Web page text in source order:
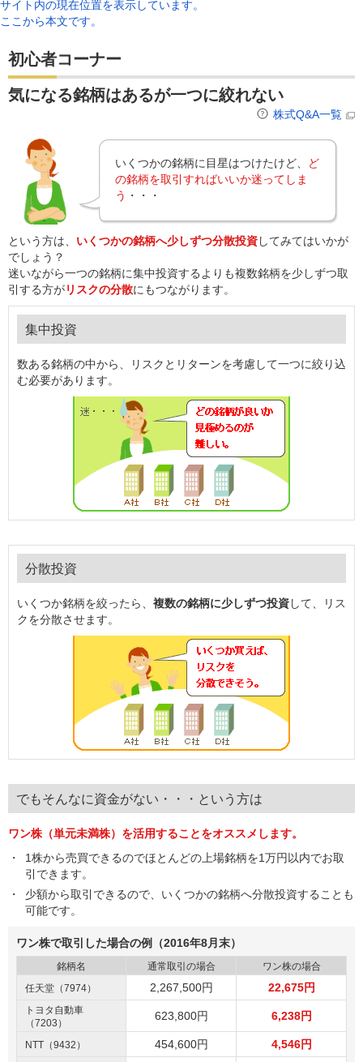
サイト内の現在位置を表示しています。
ここから本文です。
初心者コーナー
気になる銘柄はあるが一つに絞れない
株式Q&A一覧
いくつかの銘柄に目星はつけたけど、
ど
の銘柄を取引すればいいか迷ってしま
う ・・・
という方は、 いくつかの銘柄へ少しずつ分散投資してみてはいかが
でしょう？
迷いながら一つの銘柄に集中投資するよりも複数銘柄を少しずつ取
引する方がリスクの分散にもつながります。
集中投資
数ある銘柄の中から、リスクとリターンを考慮して一つに絞り込
む必要があります。
分散投資
いくつか銘柄を絞ったら、 複数の銘柄に少しずつ投資して、リス
クを分散させます。
でもそんなに資金がない・・・という方は
ワン株（単元未満株）を活用することをオススメします。
1株から売買できるのでほとんどの上場銘柄を1万円以内でお取
引できます。
少額から取引できるので、いくつかの銘柄へ分散投資することも
可能です。
ワン株で取引した場合の例（2016年8月末）
銘柄名 通常取引の場合
ワン株の場合
任天堂（7974）
2,267,500円 22,675円
トヨタ自動車
（7203）
623,800円 6,238円
NTT（9432） 454,600円 4,546円